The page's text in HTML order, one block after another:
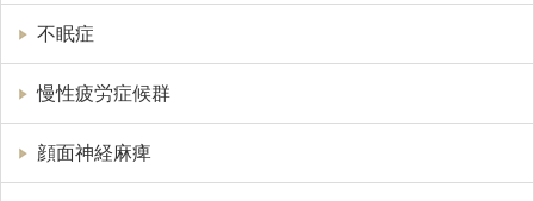
不眠症
慢性疲労症候群
顔面神経麻痺